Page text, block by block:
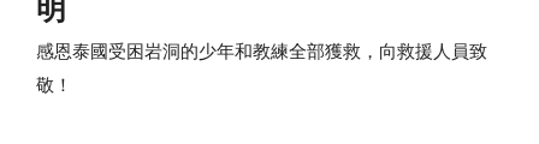
感恩泰國受困岩洞的少年和教練全部獲救，向救援人員致
敬！